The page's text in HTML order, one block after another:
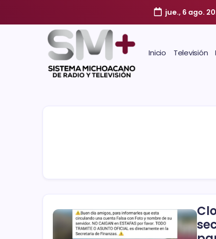
jue., 6 ago.
Inicio Televisión